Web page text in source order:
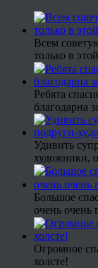
Всем
только в
Ребята
благодарна
Удивить
художники,
Большое
очень очень
Огромное
холсте!